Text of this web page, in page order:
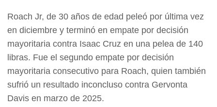
Roach Jr, de 30 años de edad peleó por última vez
en diciembre y terminó en empate por decisión
mayoritaria contra Isaac Cruz en una pelea de 140
libras. Fue el segundo empate por decisión
mayoritaria consecutivo para Roach, quien también
sufrió un resultado inconcluso contra Gervonta
Davis en marzo de 2025.